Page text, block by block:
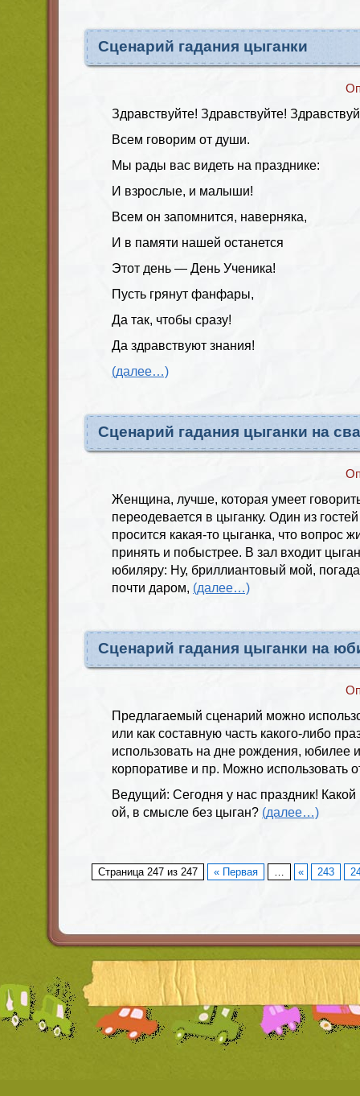
Сценарий гадания цыганки
Здравствуйте! Здравствуйте!
Всем говорим от души.
Мы рады вас видеть на празднике:
И взрослые, и малыши!
Всем он запомнится, наверняка,
И в памяти нашей останется
Этот день — День Ученика!
Пусть грянут фанфары,
Да так, чтобы сразу!
Да здравствуют знания!
(далее…)
Сценарий гадания цыганки на
Женщина, лучше, которая умеет
переодевается в цыганку. Один из
просится какая-то цыганка, что вопрос
принять и побыстрее. В зал входит
юбиляру: Ну, бриллиантовый мой,
почти даром, (далее…)
Сценарий гадания цыганки на
Предлагаемый сценарий можно
или как составную часть какого-либо
использовать на дне рождения, юбилее
корпоративе и пр. Можно использовать
Ведущий: Сегодня у нас праздник! Какой
ой, в смысле без цыган? (далее…)
Страница 247 из 247 « Первая … « 243